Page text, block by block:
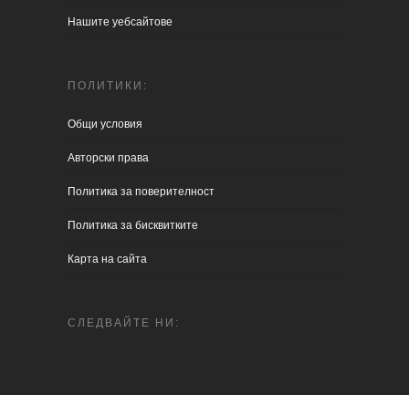
Нашите уебсайтове
ПОЛИТИКИ:
Общи условия
Aвторски права
Политика за поверителност
Политика за бисквитките
Карта на сайта
СЛЕДВАЙТЕ НИ: